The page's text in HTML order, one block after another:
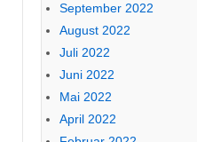
September 2022
August 2022
Juli 2022
Juni 2022
Mai 2022
April 2022